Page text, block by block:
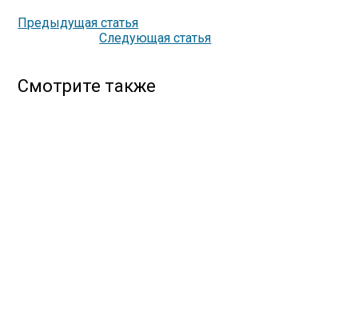
Предыдущая статья
Следующая статья
Смотрите также